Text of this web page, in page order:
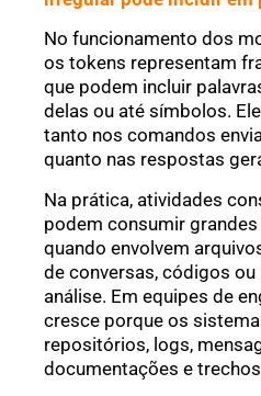
No funcionamento dos
os tokens representam
que podem incluir
delas ou até símbolos.
tanto nos comandos
quanto nas respostas
Na prática, atividades
podem consumir
quando envolvem
de conversas, códigos
análise. Em equipes de
cresce porque os
repositórios, logs,
documentações e